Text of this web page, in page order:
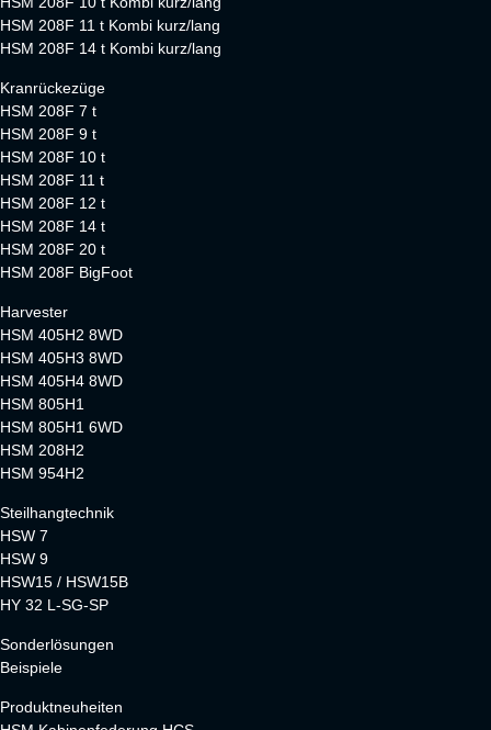
HSM 208F 11 t Kombi kurz/lang
HSM 208F 14 t Kombi kurz/lang
Kranrückezüge
HSM 208F 7 t
HSM 208F 9 t
HSM 208F 10 t
HSM 208F 11 t
HSM 208F 12 t
HSM 208F 14 t
HSM 208F 20 t
HSM 208F BigFoot
Harvester
HSM 405H2 8WD
HSM 405H3 8WD
HSM 405H4 8WD
HSM 805H1
HSM 805H1 6WD
HSM 208H2
HSM 954H2
Steilhangtechnik
HSW 7
HSW 9
HSW15 / HSW15B
HY 32 L-SG-SP
Sonderlösungen
Beispiele
Produktneuheiten